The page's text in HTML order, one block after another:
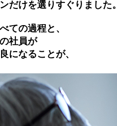
だけを選りすぐりました。
ての過程と、
社員が
になることが、